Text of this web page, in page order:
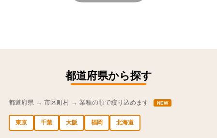
都道府県から探す
都道府県 → 市区町村 → 業種の順で絞り込めます NEW
東京 千葉 大阪 福岡 北海道